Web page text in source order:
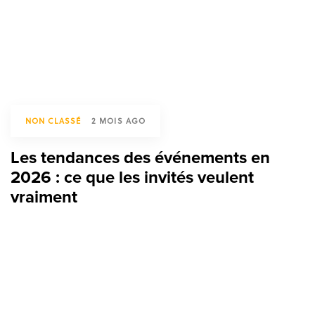
NON CLASSÉ 2 MOIS AGO
Les tendances des événements en
2026 : ce que les invités veulent
vraiment